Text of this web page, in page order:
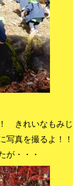
きれいなもみじ
真を撮るよ！！
が・・・